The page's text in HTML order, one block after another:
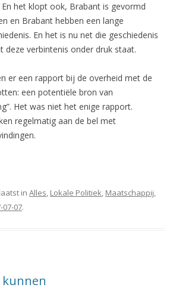
het klopt ook, Brabant is gevormd
en Brabant hebben een lange
En het is nu net die geschiedenis
deze verbintenis onder druk staat.
er een rapport bij de overheid met de
een potentiële bron van
Het was niet het enige rapport.
regelmatig aan de bel met
in Alles, Lokale Politiek, Maatschappij,
07-07.